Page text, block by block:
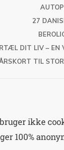
27
DIT LIV – EN
TIL
ikke
100%